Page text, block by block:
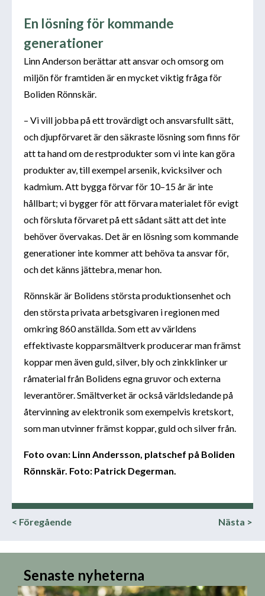
En lösning för kommande
generationer
Linn Anderson berättar att ansvar och omsorg om
miljön för framtiden är en mycket viktig fråga för
Boliden Rönnskär.
– Vi vill jobba på ett trovärdigt och ansvarsfullt sätt,
och djupförvaret är den säkraste lösning som finns för
att ta hand om de restprodukter som vi inte kan göra
produkter av, till exempel arsenik, kvicksilver och
kadmium. Att bygga förvar för 10–15 år är inte
hållbart; vi bygger för att förvara materialet för evigt
och försluta förvaret på ett sådant sätt att det inte
behöver övervakas. Det är en lösning som kommande
generationer inte kommer att behöva ta ansvar för,
och det känns jättebra, menar hon.
Rönnskär är Bolidens största produktionsenhet och
den största privata arbetsgivaren i regionen med
omkring 860 anställda. Som ett av världens
effektivaste kopparsmältverk producerar man främst
koppar men även guld, silver, bly och zinkklinker ur
råmaterial från Bolidens egna gruvor och externa
leverantörer. Smältverket är också världsledande på
återvinning av elektronik som exempelvis kretskort,
som man utvinner främst koppar, guld och silver från.
Foto ovan: Linn Andersson, platschef på Boliden
Rönnskär. Foto: Patrick Degerman.
< Föregående Nästa >
Senaste nyheterna